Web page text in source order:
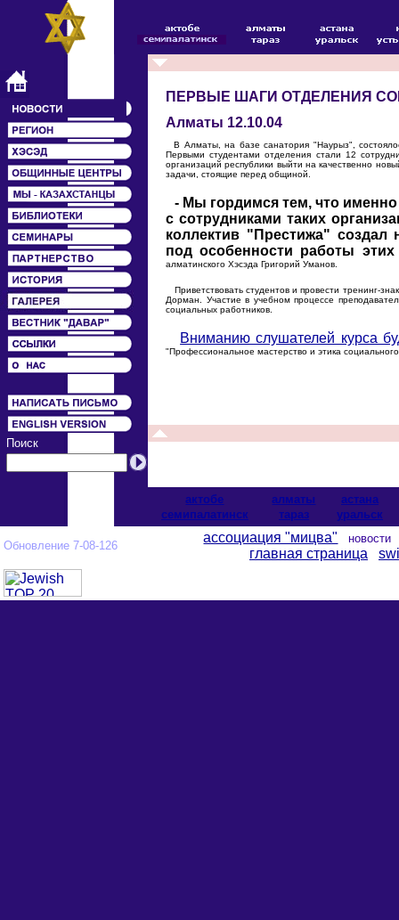
Поиск
ПЕРВЫЕ ШАГИ ОТДЕЛЕНИЯ
Алматы 12.10.04
В Алматы, на базе санатория "Наурыз",
Первыми студентами отделения стали 12
организаций республики выйти на качественно
задачи, стоящие перед общиной.
- Мы гордимся тем, что
с сотрудниками таких
коллектив "Престижа"
под особенности работы
алматинского Хэсэда Григорий Уманов.
Приветствовать студентов и провести тренинг-
Дорман. Участие в учебном процессе
социальных работников.
Вниманию слушателей курса
"Профессиональное мастерство и этика
актобе алматы
астана
cемипалатинск
тараз уральск
Обновление 7-08-126
ассоциация "мицва"
главная страница